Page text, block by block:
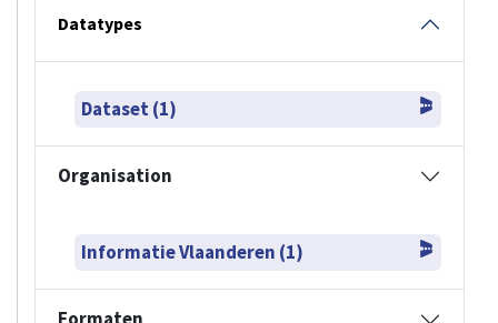
Datatypes
Dataset (1)
Organisation
Informatie Vlaanderen (1)